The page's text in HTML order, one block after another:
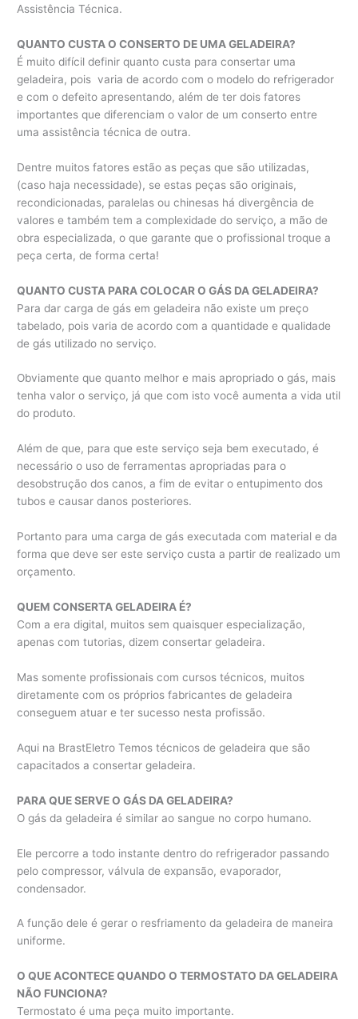
Assistência Técnica.
QUANTO CUSTA O CONSERTO DE UMA GELADEIRA?
É muito difícil definir quanto custa para consertar uma
geladeira, pois varia de acordo com o modelo do refrigerador
e com o defeito apresentando, além de ter dois fatores
importantes que diferenciam o valor de um conserto entre
uma assistência técnica de outra.
Dentre muitos fatores estão as peças que são utilizadas,
(caso haja necessidade), se estas peças são originais,
recondicionadas, paralelas ou chinesas há divergência de
valores e também tem a complexidade do serviço, a mão de
obra especializada, o que garante que o profissional troque a
peça certa, de forma certa!
QUANTO CUSTA PARA COLOCAR O GÁS DA GELADEIRA?
Para dar carga de gás em geladeira não existe um preço
tabelado, pois varia de acordo com a quantidade e qualidade
de gás utilizado no serviço.
Obviamente que quanto melhor e mais apropriado o gás, mais
tenha valor o serviço, já que com isto você aumenta a vida util
do produto.
Além de que, para que este serviço seja bem executado, é
necessário o uso de ferramentas apropriadas para o
desobstrução dos canos, a fim de evitar o entupimento dos
tubos e causar danos posteriores.
Portanto para uma carga de gás executada com material e da
forma que deve ser este serviço custa a partir de realizado um
orçamento.
QUEM CONSERTA GELADEIRA É?
Com a era digital, muitos sem quaisquer especialização,
apenas com tutorias, dizem consertar geladeira.
Mas somente profissionais com cursos técnicos, muitos
diretamente com os próprios fabricantes de geladeira
conseguem atuar e ter sucesso nesta profissão.
Aqui na BrastEletro Temos técnicos de geladeira que são
capacitados a consertar geladeira.
PARA QUE SERVE O GÁS DA GELADEIRA?
O gás da geladeira é similar ao sangue no corpo humano.
Ele percorre a todo instante dentro do refrigerador passando
pelo compressor, válvula de expansão, evaporador,
condensador.
A função dele é gerar o resfriamento da geladeira de maneira
uniforme.
O QUE ACONTECE QUANDO O TERMOSTATO DA GELADEIRA
NÃO FUNCIONA?
Termostato é uma peça muito importante.